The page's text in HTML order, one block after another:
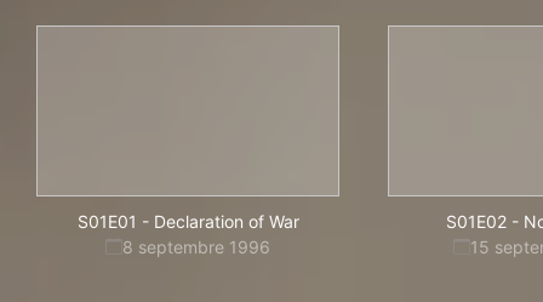
S01E01 - Declaration of War
8 septembre 1996
S01E02-
15